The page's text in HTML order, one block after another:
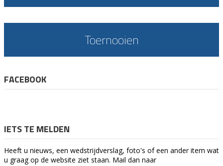
Toernooien
FACEBOOK
IETS TE MELDEN
Heeft u nieuws, een wedstrijdverslag, foto's of een ander item wat
u graag op de website ziet staan. Mail dan naar